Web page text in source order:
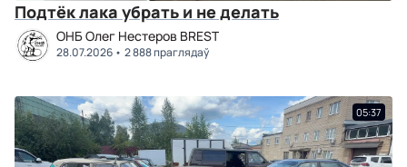
Подтёк лака убрать и не делать
ОНБ Олег Нестеров BREST
28.07.2026 2 888 праглядаў
05:37